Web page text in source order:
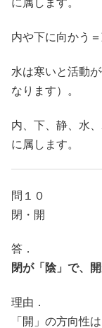
に属します。
内や下に向かう
水は寒いと活動
なります）。
内、下、静、水
に属します。
問１０
閉・開
答．
閉が「陰」で、
理由．
「開」の方向性